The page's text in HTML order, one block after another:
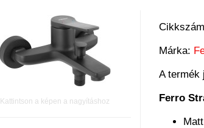
Kattintson a képen a nagyításhoz
Márka:
A termék
Ferro